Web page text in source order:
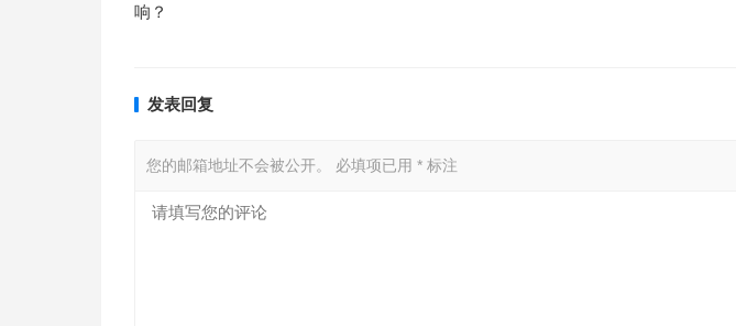
响？
发表回复
您的邮箱地址不会被公开。 必填项已用 * 标注